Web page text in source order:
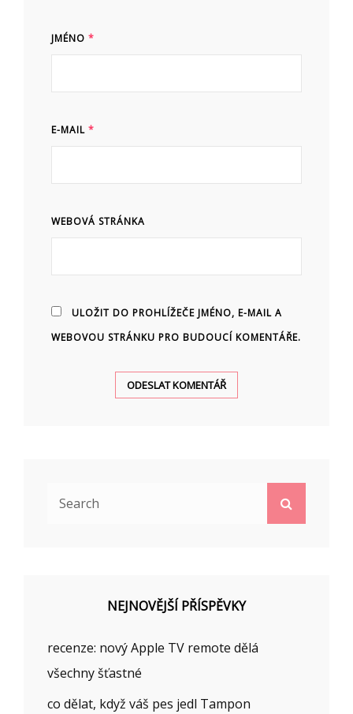
JMÉNO *
E-MAIL *
WEBOVÁ STRÁNKA
ULOŽIT DO PROHLÍŽEČE JMÉNO, E-MAIL A
WEBOVOU STRÁNKU PRO BUDOUCÍ KOMENTÁŘE.
NEJNOVĚJŠÍ PŘÍSPĚVKY
recenze: nový Apple TV remote dělá
všechny šťastné
co dělat, když váš pes jedl Tampon